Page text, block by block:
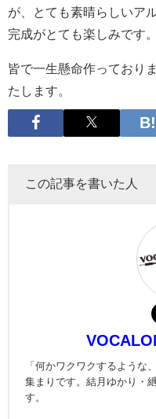
が、とても素晴らしいア
完成がとても楽しみです。
皆で一生懸命作っており
たします。
この記事を書いた人
「何かワクワクするような
集まりです。結月ゆかり・
す。